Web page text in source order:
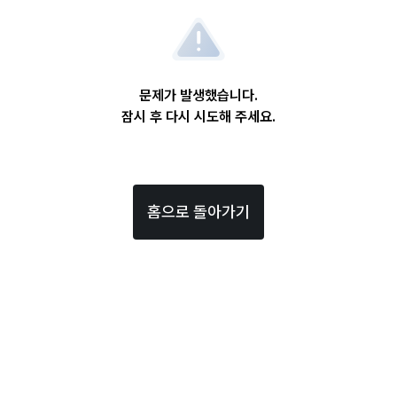
문제가 발생했습니다.
잠시 후 다시 시도해 주세요.
홈으로 돌아가기